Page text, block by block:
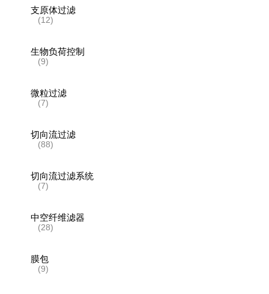
支原体过滤
(12)
生物负荷控制
(9)
微粒过滤
(7)
切向流过滤
(88)
切向流过滤系统
(7)
中空纤维滤器
(28)
膜包
(9)